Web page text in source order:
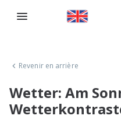
Revenir en arrière
Wetter: Am